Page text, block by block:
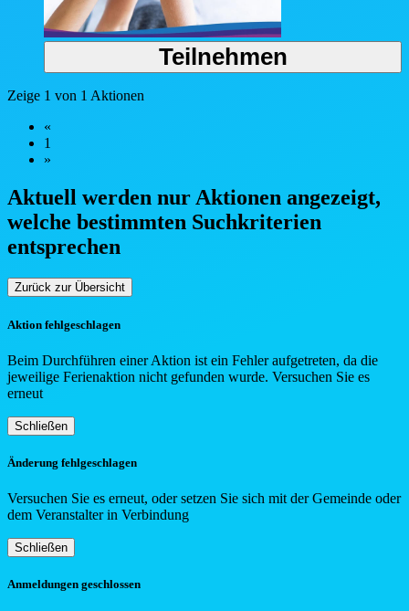
Teilnehmen
Zeige 1 von 1 Aktionen
«
1
»
Aktuell werden nur Aktionen angezeigt,
welche bestimmten Suchkriterien
entsprechen
Zurück zur Übersicht
Aktion fehlgeschlagen
Beim Durchführen einer Aktion ist ein Fehler aufgetreten, da die
jeweilige Ferienaktion nicht gefunden wurde. Versuchen Sie es
erneut
Schließen
Änderung fehlgeschlagen
Versuchen Sie es erneut, oder setzen Sie sich mit der Gemeinde oder
dem Veranstalter in Verbindung
Schließen
Anmeldungen geschlossen